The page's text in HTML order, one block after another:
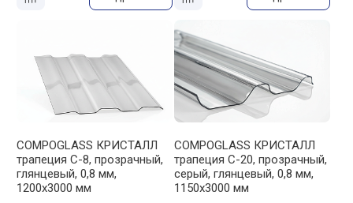
COMPOGLASS КРИСТАЛЛ
трапеция С-8, прозрачный,
глянцевый, 0,8 мм,
1200х3000 мм
COMPOGLASS КРИСТАЛЛ
трапеция С-20, прозрачный,
cерый, глянцевый, 0,8 мм,
1150х3000 мм